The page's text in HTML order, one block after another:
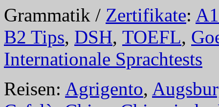
Grammatik / Zertifikate: A1
B2 Tips, DSH, TOEFL,
Internationale Sprachtests
Reisen: Agrigento,